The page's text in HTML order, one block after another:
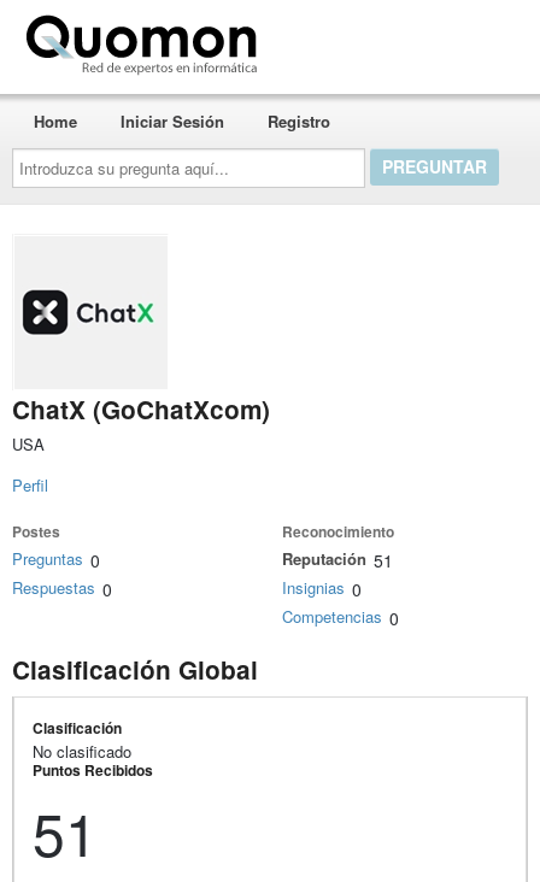
Introduzca
su
pregunta
aquí...
Home Iniciar Sesión Registro
ChatX (GoChatXcom)
USA
Perfil
Postes
Preguntas 0
Respuestas 0
Reconocimiento
Reputación 51
Insignias 0
Competencias 0
Clasificación Global
Clasificación
No clasificado
Puntos Recibidos
51